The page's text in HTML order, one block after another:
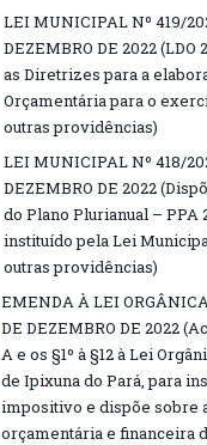
LEI MUNICIPAL Nº 419/
DEZEMBRO DE 2022
as Diretrizes para a
Orçamentária para o
outras providências)
LEI MUNICIPAL Nº 418/
DEZEMBRO DE 2022
do Plano Plurianual – PPA
instituído pela Lei
outras providências)
EMENDA À LEI
DE DEZEMBRO DE 2022
A e os §1º à §12 à Lei
de Ipixuna do Pará, para
impositivo e dispõe sobre
orçamentária e financeira